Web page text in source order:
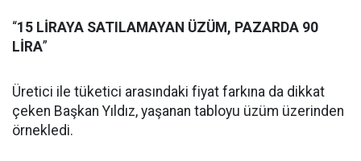
“15 LİRAYA SATILAMAYAN ÜZÜM, PAZARDA 90
LİRA”
Üretici ile tüketici arasındaki fiyat farkına da dikkat
çeken Başkan Yıldız, yaşanan tabloyu üzüm üzerinden
örnekledi.